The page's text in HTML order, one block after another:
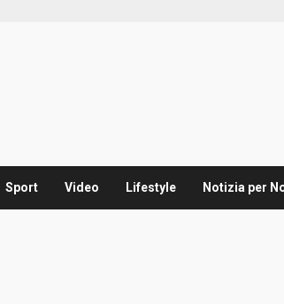
Sport Video Lifestyle Notizia per